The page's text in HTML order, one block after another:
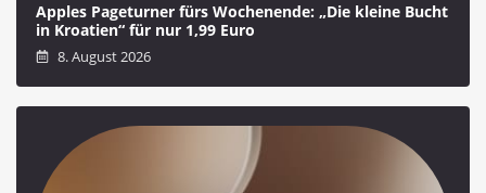
Apples Pageturner fürs Wochenende: „Die kleine Bucht
in Kroatien“ für nur 1,99 Euro
8. August 2026